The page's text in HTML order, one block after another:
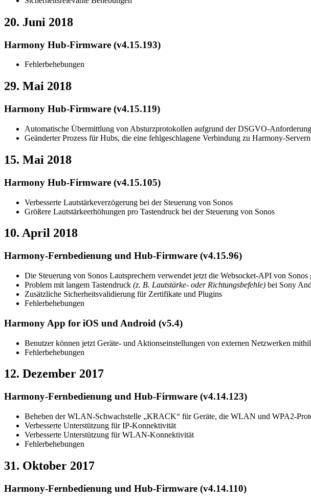
20. Juni 2018
Harmony Hub-Firmware (v4.15.193)
Fehlerbehebungen
29. Mai 2018
Harmony Hub-Firmware (v4.15.119)
Automatische Übermittlung von Absturzprotokollen aufgrund der DSGVO-
Geänderter Prozess für Hubs, die eine fehlgeschlagene Verbindung zu Harmony-
15. Mai 2018
Harmony Hub-Firmware (v4.15.105)
Verbesserte Lautstärkeverzögerung bei der Steuerung von Sonos
Größere Lautstärkeerhöhungen pro Tastendruck bei der Steuerung von Sonos
10. April 2018
Harmony-Fernbedienung und Hub-Firmware (v4.15.96)
Die Steuerung von Sonos Lautsprechern verwendet jetzt die Websocket-API von
Problem mit langem Tastendruck (z. B. Lautstärke- oder Richtungsbefehle) bei Sony
Zusätzliche Sicherheitsvalidierung für Zertifikate und Plugins
Fehlerbehebungen
Harmony App for iOS und Android (v5.4)
Benutzer können jetzt Geräte- und Aktionseinstellungen von externen Netzwerken
Fehlerbehebungen
12. Dezember 2017
Harmony-Fernbedienung und Hub-Firmware (v4.14.123)
Beheben der WLAN-Schwachstelle „KRACK“ für Geräte, die WLAN und WPA2-
Verbesserte Unterstützung für IP-Konnektivität
Verbesserte Unterstützung für WLAN-Konnektivität
Fehlerbehebungen
31. Oktober 2017
Harmony-Fernbedienung und Hub-Firmware (v4.14.110)